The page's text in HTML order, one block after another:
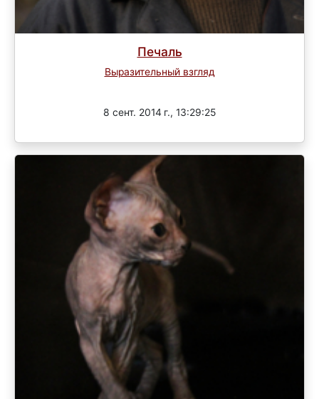
Печаль
Выразительный взгляд
8 сент. 2014 г., 13:29:25